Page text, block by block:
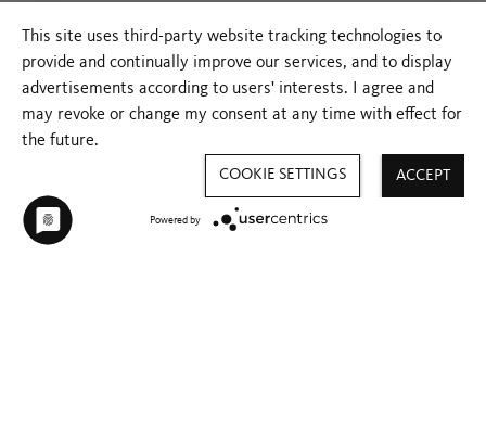
This site uses third-party website tracking technologies to
provide and continually improve our services, and to display
advertisements according to users' interests. I agree and
may revoke or change my consent at any time with effect for
the future.
ACCEPT
COOKIE SETTINGS
Powered by